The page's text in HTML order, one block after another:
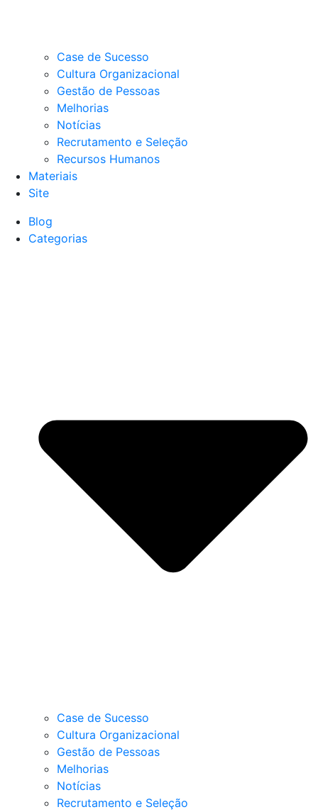
Case de Sucesso
Cultura Organizacional
Gestão de Pessoas
Melhorias
Notícias
Recrutamento e Seleção
Recursos Humanos
Materiais
Site
Blog
Categorias
Case de Sucesso
Cultura Organizacional
Gestão de Pessoas
Melhorias
Notícias
Recrutamento e Seleção